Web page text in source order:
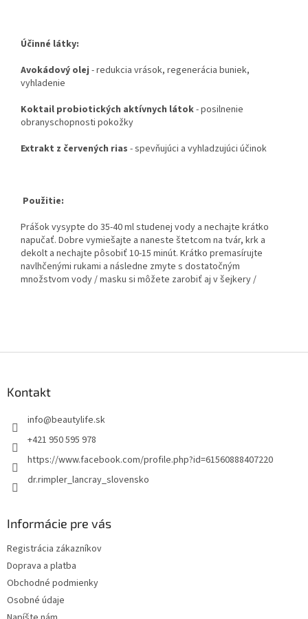
Účinné látky:
Avokádový olej - redukcia vrások, regenerácia buniek,
vyhladenie
Koktail probiotických aktívnych látok- posilnenie
obranyschopnosti pokožky
Extrakt z červených rias - spevňujúci a vyhladzujúci účinok
Použitie:
Prášok vysypte do 35-40 ml studenej vody a nechajte krátko
napučať. Dobre vymiešajte a naneste štetcom na tvár, krk a
dekolt a nechajte pôsobiť 10-15 minút. Krátko premasírujte
navlhčenými rukami a následne zmyte s dostatočným
množstvom vody / masku si môžete zarobiť aj v šejkery /
Kontakt
info@beautylife.sk
+421 950 595 978
https://www.facebook.com/profile.php?id=61560888407220
dr.rimpler_lancray_slovensko
Informácie pre vás
Registrácia zákazníkov
Doprava a platba
Obchodné podmienky
Osobné údaje